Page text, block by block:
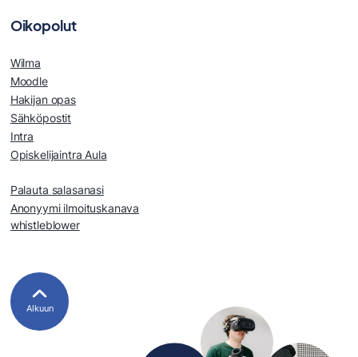
Oikopolut
Wilma
Moodle
Hakijan opas
Sähköpostit
Intra
Opiskelijaintra Aula
Palauta salasanasi
Anonyymi ilmoituskanava
whistleblower
Alkuun